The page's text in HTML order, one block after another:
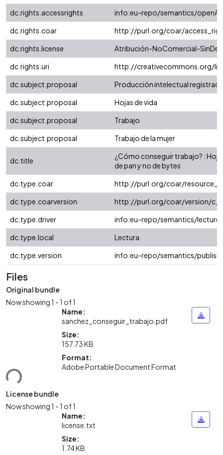
dc.rights.accessrights
info:eu-repo/semantics/
dc.rights.coar
http://purl.org/coar/
dc.rights.license
Atribución-NoComercial-
dc.rights.uri
http://creativecommons.org/
dc.subject.proposal
Producción intelectual
dc.subject.proposal
Hojas de vida
dc.subject.proposal
Trabajo
dc.subject.proposal
Trabajo de la mujer
dc.title
¿Cómo conseguir trabajo? :
de pan y no de bytes
dc.type.coar
http://purl.org/coar/
dc.type.coarversion
http://purl.org/coar/version/
dc.type.driver
info:eu-repo/semantics/lecture
dc.type.local
Lectura
dc.type.version
info:eu-repo/semantics/
Files
Original bundle
Now showing1 - 1 of 1
Name:
sanchez_conseguir_trabajo.pdf
Size:
157.73 KB
Format:
Adobe Portable Document Format
License bundle
Now showing1 - 1 of 1
Name:
license.txt
Size:
1.74 KB